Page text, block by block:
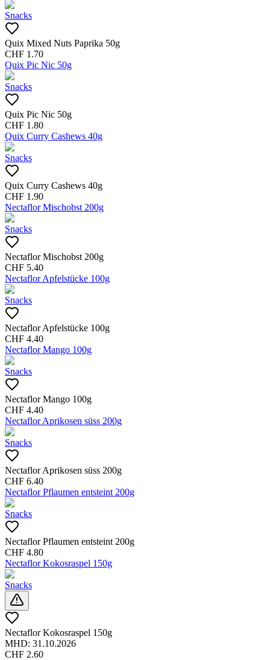
Snacks
Quix Mixed Nuts Paprika 50g
CHF 1.70
Quix Pic Nic 50g
Snacks
Quix Pic Nic 50g
CHF 1.80
Quix Curry Cashews 40g
Snacks
Quix Curry Cashews 40g
CHF 1.90
Nectaflor Mischobst 200g
Snacks
Nectaflor Mischobst 200g
CHF 5.40
Nectaflor Apfelstücke 100g
Snacks
Nectaflor Apfelstücke 100g
CHF 4.40
Nectaflor Mango 100g
Snacks
Nectaflor Mango 100g
CHF 4.40
Nectaflor Aprikosen süss 200g
Snacks
Nectaflor Aprikosen süss 200g
CHF 6.40
Nectaflor Pflaumen entsteint 200g
Snacks
Nectaflor Pflaumen entsteint 200g
CHF 4.80
Nectaflor Kokosraspel 150g
Snacks
Nectaflor Kokosraspel 150g
MHD: 31.10.2026
CHF 2.60